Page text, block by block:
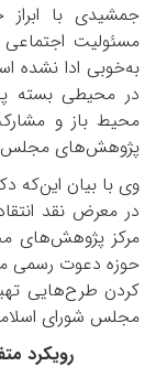
جمشیدی با
مسئولیت
به‌خوبی ادا نشده
در محیطی بسته
محیط باز و
پژوهش‌های مجلس
وی با بیان این‌که
مرکز پژوهش‌های
حوزه دعوت رسمی
کردن طرح‌هایی
مجلس شورای
رویکرد